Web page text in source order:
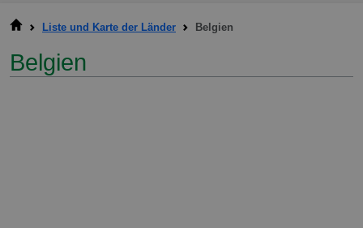
Liste und Karte der Länder Belgien
Belgien